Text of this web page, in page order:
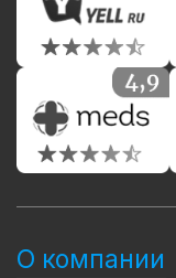
О компании